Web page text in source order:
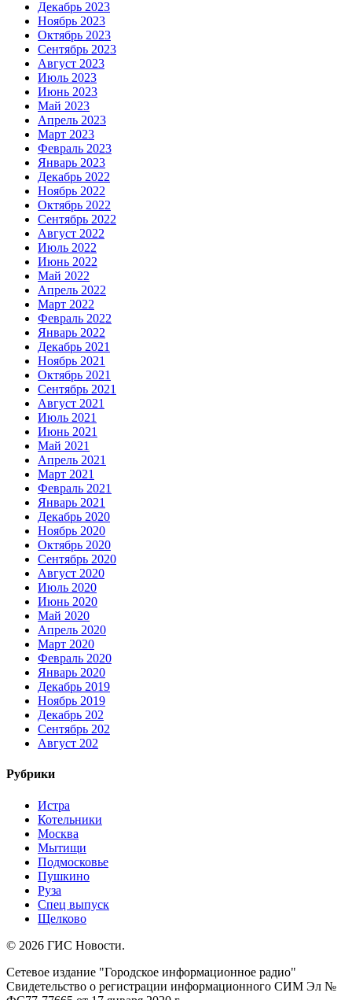
Декабрь 2023
Ноябрь 2023
Октябрь 2023
Сентябрь 2023
Август 2023
Июль 2023
Июнь 2023
Май 2023
Апрель 2023
Март 2023
Февраль 2023
Январь 2023
Декабрь 2022
Ноябрь 2022
Октябрь 2022
Сентябрь 2022
Август 2022
Июль 2022
Июнь 2022
Май 2022
Апрель 2022
Март 2022
Февраль 2022
Январь 2022
Декабрь 2021
Ноябрь 2021
Октябрь 2021
Сентябрь 2021
Август 2021
Июль 2021
Июнь 2021
Май 2021
Апрель 2021
Март 2021
Февраль 2021
Январь 2021
Декабрь 2020
Ноябрь 2020
Октябрь 2020
Сентябрь 2020
Август 2020
Июль 2020
Июнь 2020
Май 2020
Апрель 2020
Март 2020
Февраль 2020
Январь 2020
Декабрь 2019
Ноябрь 2019
Декабрь 202
Сентябрь 202
Август 202
Рубрики
Истра
Котельники
Москва
Мытищи
Подмосковье
Пушкино
Руза
Спец выпуск
Щелково
© 2026 ГИС Новости.
Сетевое издание "Городское информационное радио"
Свидетельство о регистрации информационного СИМ Эл №